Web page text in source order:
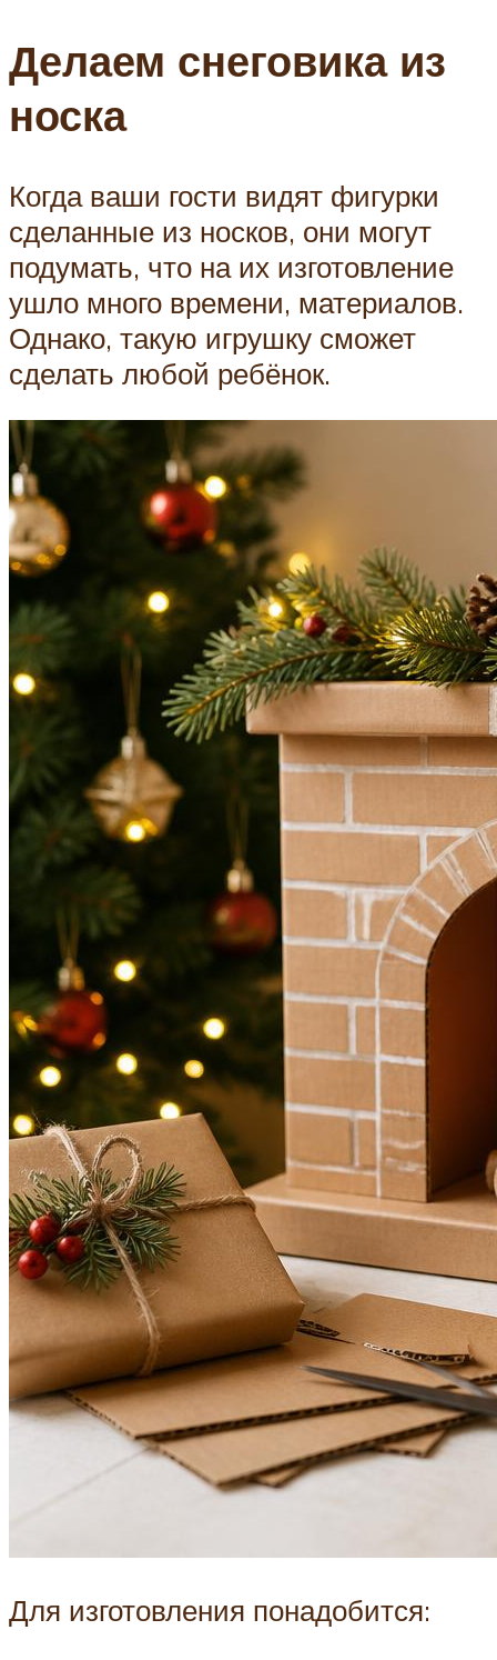
Делаем снеговика из
носка
Когда ваши гости видят фигурки
сделанные из носков, они могут
подумать, что на их изготовление
ушло много времени, материалов.
Однако, такую игрушку сможет
сделать любой ребёнок.
Для изготовления понадобится: